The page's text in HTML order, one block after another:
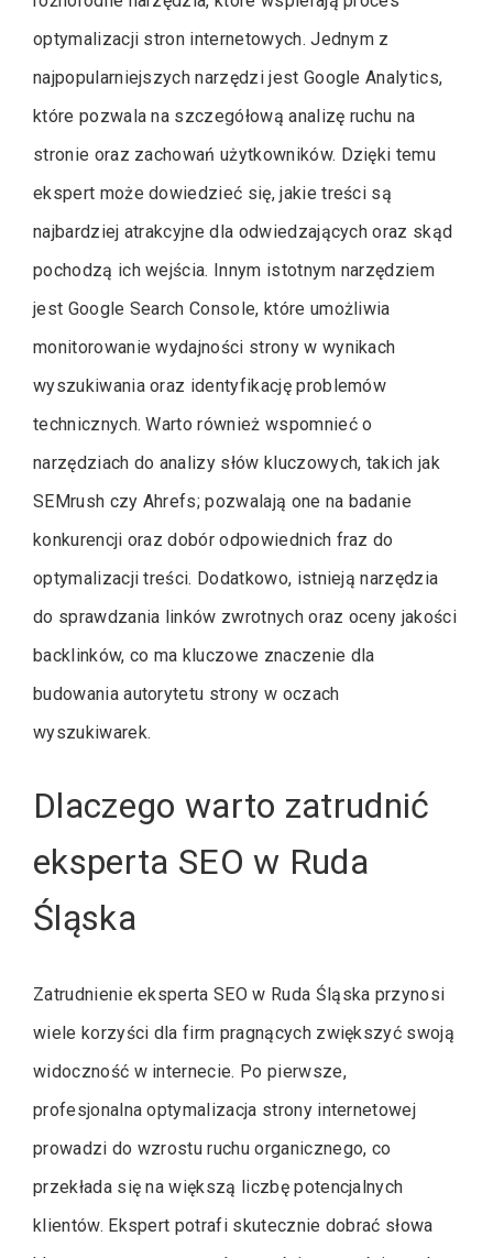
optymalizacji stron internetowych. Jednym z
najpopularniejszych narzędzi jest Google Analytics,
które pozwala na szczegółową analizę ruchu na
stronie oraz zachowań użytkowników. Dzięki temu
ekspert może dowiedzieć się, jakie treści są
najbardziej atrakcyjne dla odwiedzających oraz skąd
pochodzą ich wejścia. Innym istotnym narzędziem
jest Google Search Console, które umożliwia
monitorowanie wydajności strony w wynikach
wyszukiwania oraz identyfikację problemów
technicznych. Warto również wspomnieć o
narzędziach do analizy słów kluczowych, takich jak
SEMrush czy Ahrefs; pozwalają one na badanie
konkurencji oraz dobór odpowiednich fraz do
optymalizacji treści. Dodatkowo, istnieją narzędzia
do sprawdzania linków zwrotnych oraz oceny jakości
backlinków, co ma kluczowe znaczenie dla
budowania autorytetu strony w oczach
wyszukiwarek.
Dlaczego warto zatrudnić
eksperta SEO w Ruda
Śląska
Zatrudnienie eksperta SEO w Ruda Śląska przynosi
wiele korzyści dla firm pragnących zwiększyć swoją
widoczność w internecie. Po pierwsze,
profesjonalna optymalizacja strony internetowej
prowadzi do wzrostu ruchu organicznego, co
przekłada się na większą liczbę potencjalnych
klientów. Ekspert potrafi skutecznie dobrać słowa